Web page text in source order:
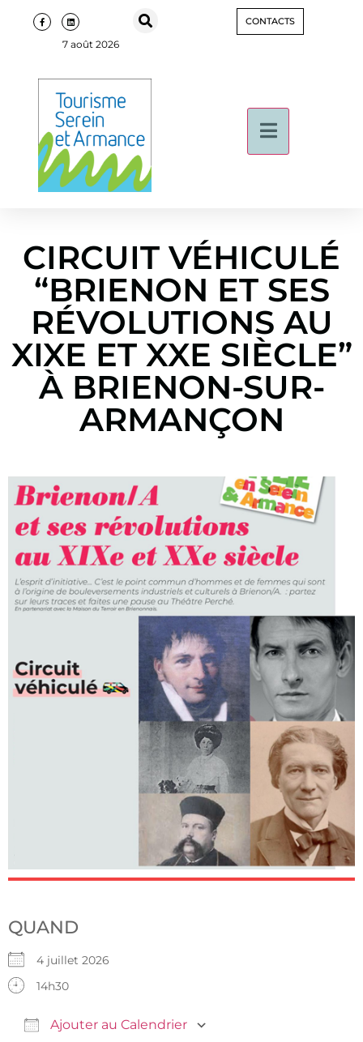
7 août 2026
CONTACTS
CIRCUIT VÉHICULÉ
“BRIENON ET SES
RÉVOLUTIONS AU
XIXE ET XXE SIÈCLE”
À BRIENON-SUR-
ARMANÇON
QUAND
4 juillet 2026
14h30
Ajouter au Calendrier